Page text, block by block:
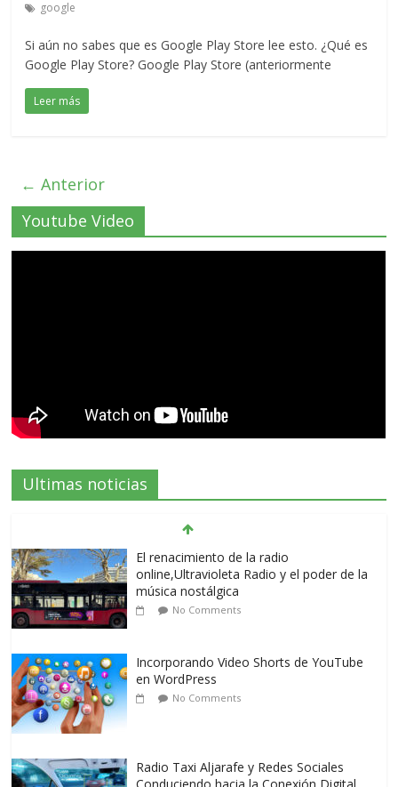
google
Si aún no sabes que es Google Play Store lee esto. ¿Qué es
Google Play Store? Google Play Store (anteriormente
Leer más
← Anterior
Youtube Video
Ultimas noticias
El renacimiento de la radio
música nostálgica
Incorporando Video Shorts de YouTube
en WordPress
Radio Taxi Aljarafe y Redes Sociales